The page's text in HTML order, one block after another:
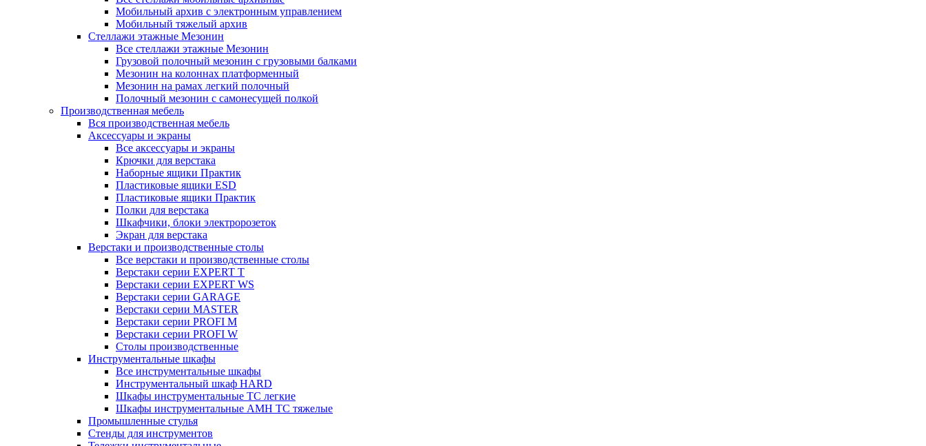
Мобильный архив с электронным управлением
Мобильный тяжелый архив
Стеллажи этажные Мезонин
Все стеллажи этажные Мезонин
Грузовой полочный мезонин с грузовыми балками
Мезонин на колоннах платформенный
Мезонин на рамах легкий полочный
Полочный мезонин с самонесущей полкой
Производственная мебель
Вся производственная мебель
Аксессуары и экраны
Все аксессуары и экраны
Крючки для верстака
Наборные ящики Практик
Пластиковые ящики ESD
Пластиковые ящики Практик
Полки для верстака
Шкафчики, блоки электророзеток
Экран для верстака
Верстаки и производственные столы
Все верстаки и производственные столы
Верстаки серии EXPERT T
Верстаки серии EXPERT WS
Верстаки серии GARAGE
Верстаки серии MASTER
Верстаки серии PROFI M
Верстаки серии PROFI W
Столы производственные
Инструментальные шкафы
Все инструментальные шкафы
Инструментальный шкаф HARD
Шкафы инструментальные ТС легкие
Шкафы инструментальные AMH TC тяжелые
Промышленные стулья
Стенды для инструментов